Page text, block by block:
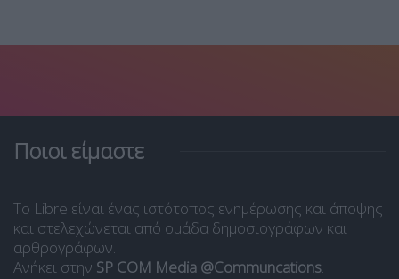
Ποιοι είμαστε
Το Libre είναι ένας ιστότοπος ενημέρωσης και άποψης
και στελεχώνεται από ομάδα δημοσιογράφων και
αρθρογράφων.
Ανήκει στην SP COM Media @Communcations.